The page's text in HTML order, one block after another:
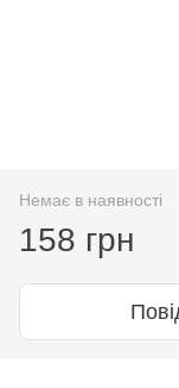
Немає в наявності
158 грн